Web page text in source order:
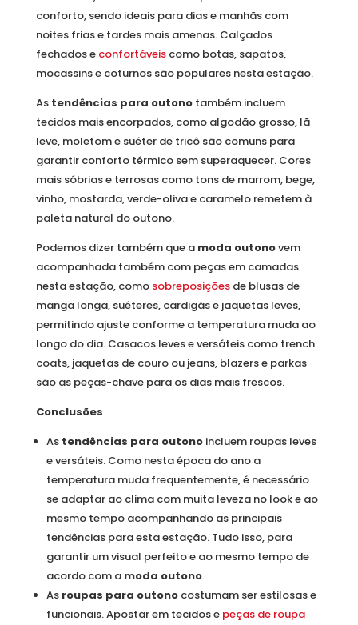
conforto, sendo ideais para dias e manhãs com
noites frias e tardes mais amenas. Calçados
fechados e confortáveiscomo botas, sapatos,
mocassins e coturnos são populares nesta estação.
As tendências para outonotambém incluem
tecidos mais encorpados, como algodão grosso, lã
leve, moletom e suéter de tricô são comuns para
garantir conforto térmico sem superaquecer. Cores
mais sóbrias e terrosas como tons de marrom, bege,
vinho, mostarda, verde-oliva e caramelo remetem à
paleta natural do outono.
Podemos dizer também que a moda outonovem
acompanhada também com peças em camadas
nesta estação, como sobreposiçõesde blusas de
manga longa, suéteres, cardigãs e jaquetas leves,
permitindo ajuste conforme a temperatura muda ao
longo do dia. Casacos leves e versáteis como trench
coats, jaquetas de couro ou jeans, blazers e parkas
são as peças-chave para os dias mais frescos.
Conclusões
As tendências para outonoincluem roupas leves
e versáteis. Como nesta época do ano a
temperatura muda frequentemente, é necessário
se adaptar ao clima com muita leveza no look e ao
mesmo tempo acompanhando as principais
tendências para esta estação. Tudo isso, para
garantir um visual perfeito e ao mesmo tempo de
acordo com a moda outono.
As roupas para outonocostumam ser estilosas e
funcionais. Apostar em tecidos e peças de roupa